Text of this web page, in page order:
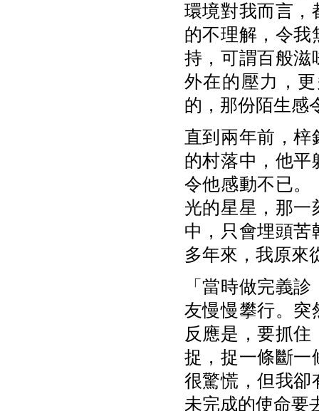
環境對我而言，
的不理解，令我
持，可謂百般滋
外在的壓力，
的，那份陌生感
直到兩年前，梓
的村落中，他平
令他感動不已。
光的星星，那一
中，只會埋頭苦
多年來，我原來
「當時做完義
友慢慢攀行。突
反應是，要抓
捉，捉一條斷一
很驚慌，但我卻
未完成的使命要